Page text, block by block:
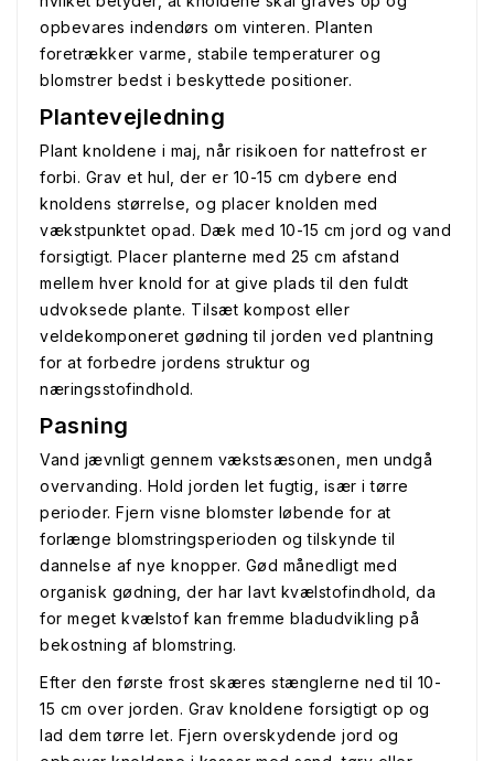
opbevares indendørs om vinteren. Planten
foretrækker varme, stabile temperaturer og
blomstrer bedst i beskyttede positioner.
Plantevejledning
Plant knoldene i maj, når risikoen for nattefrost er
forbi. Grav et hul, der er 10-15 cm dybere end
knoldens størrelse, og placer knolden med
vækstpunktet opad. Dæk med 10-15 cm jord og vand
forsigtigt. Placer planterne med 25 cm afstand
mellem hver knold for at give plads til den fuldt
udvoksede plante. Tilsæt kompost eller
veldekomponeret gødning til jorden ved plantning
for at forbedre jordens struktur og
næringsstofindhold.
Pasning
Vand jævnligt gennem vækstsæsonen, men undgå
overvanding. Hold jorden let fugtig, især i tørre
perioder. Fjern visne blomster løbende for at
forlænge blomstringsperioden og tilskynde til
dannelse af nye knopper. Gød månedligt med
organisk gødning, der har lavt kvælstofindhold, da
for meget kvælstof kan fremme bladudvikling på
bekostning af blomstring.
Efter den første frost skæres stænglerne ned til 10-
15 cm over jorden. Grav knoldene forsigtigt op og
lad dem tørre let. Fjern overskydende jord og